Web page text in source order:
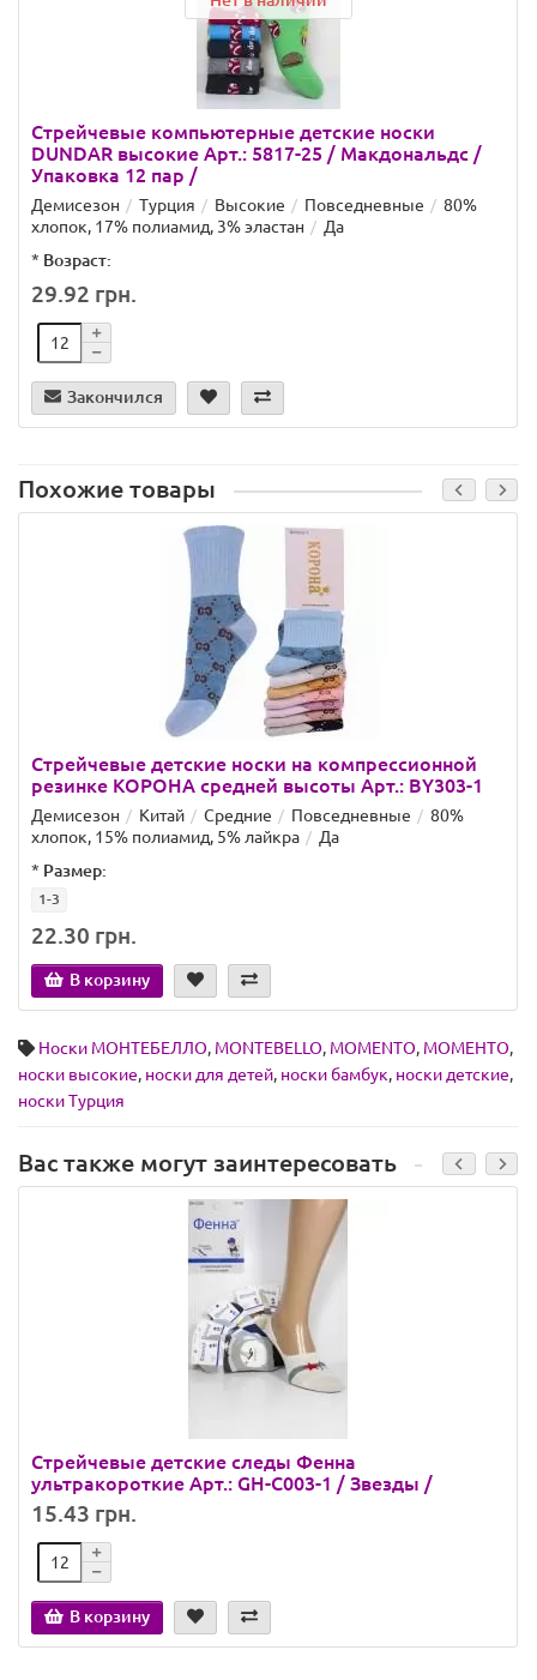
Стрейчевые компьютерные детские носки
DUNDAR высокие Арт.: 5817-25 / Макдональдс /
Упаковка 12 пар /
Демисезон Турция Высокие Повседневные
80%
хлопок, 17% полиамид, 3% эластан
Да
* Возраст:
29.92 грн.
Закончился
Похожие товары
Стрейчевые детские носки на компрессионной
резинке КОРОНА средней высоты Арт.: BY303-1
Демисезон Китай Средние Повседневные
80%
хлопок, 15% полиамид, 5% лайкра
Да
* Размер:
1-3
22.30 грн.
В корзину
Носки МОНТЕБЕЛЛО, MONTEBELLO, MOMENTO, МОМЕНТО,
носки высокие, носки для детей, носки бамбук, носки детские,
носки Турция
Вас также могут заинтересовать
Стрейчевые детские следы Фенна
ультракороткие Арт.: GH-C003-1 / Звезды /
15.43 грн.
В корзину